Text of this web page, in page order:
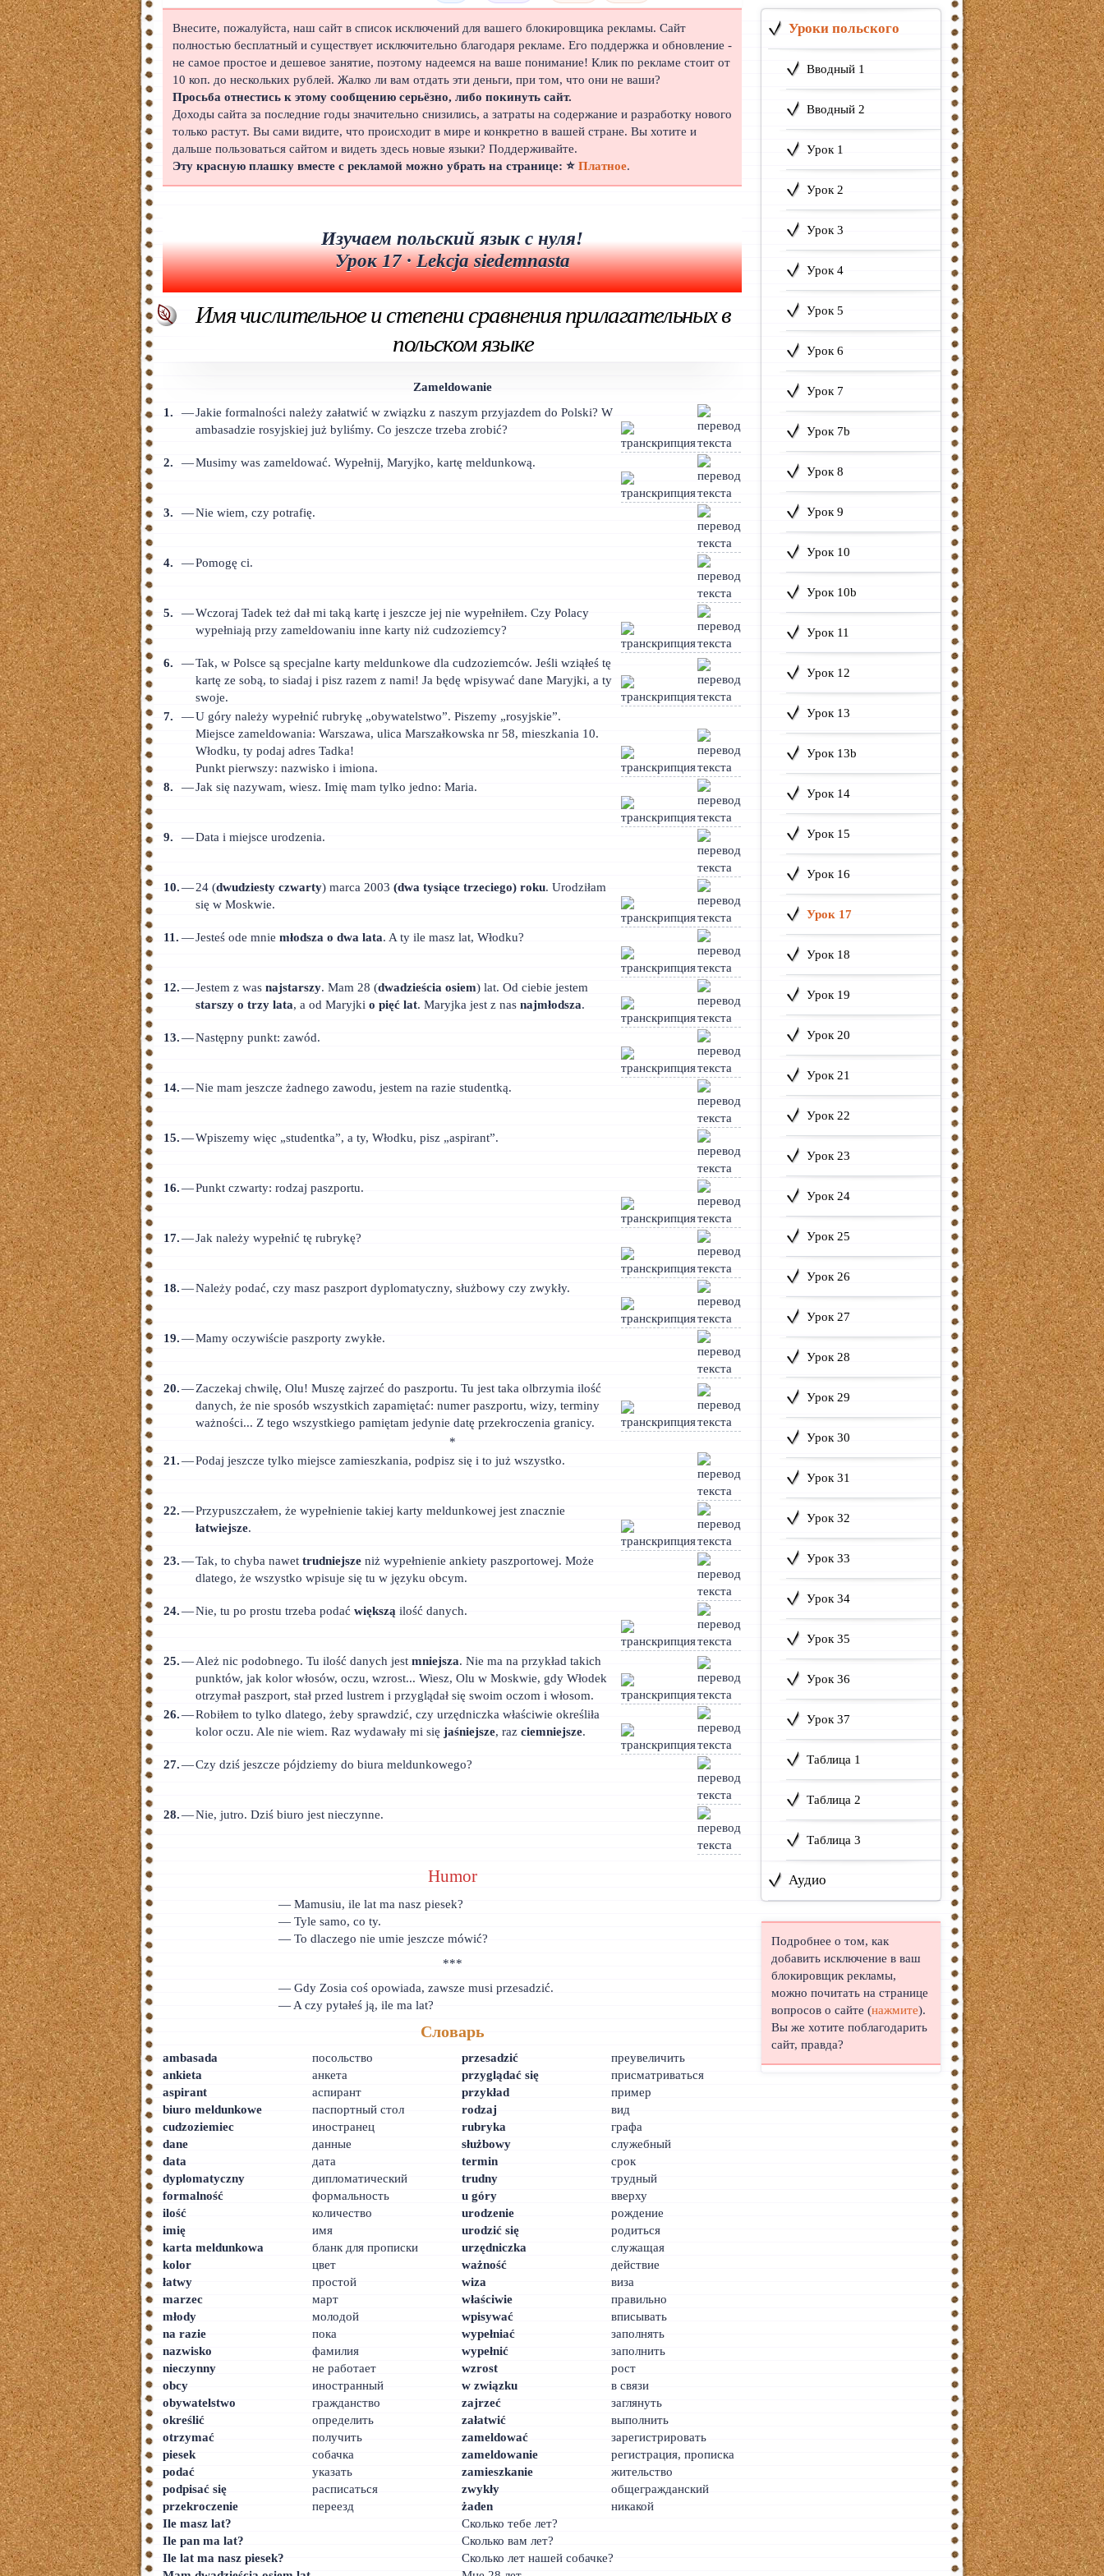
Внесите, пожалуйста, наш сайт в список исключений для вашего блокировщика рекламы. Сайт
полностью бесплатный и существует исключительно благодаря рекламе. Его поддержка и обновление -
не самое простое и дешевое занятие, поэтому надеемся на ваше понимание! Клик по рекламе стоит от
10 коп. до нескольких рублей. Жалко ли вам отдать эти деньги, при том, что они не ваши?
Просьба отнестись к этому сообщению серьёзно, либо покинуть сайт.
Доходы сайта за последние годы значительно снизились, а затраты на содержание и разработку нового
только растут. Вы сами видите, что происходит в мире и конкретно в вашей стране. Вы хотите и
дальше пользоваться сайтом и видеть здесь новые языки? Поддерживайте.
Эту красную плашку вместе с рекламой можно убрать на странице: ⭐Платное.
Изучаем польский язык с нуля!
Урок 17 · Lekcja siedemnasta
Имя числительное и степени сравнения прилагательных в
польском языке
Zameldowanie
1.
—Jakie formalności należy załatwić w związku z naszym przyjazdem do Polski? W
ambasadzie rosyjskiej już byliśmy. Co jeszcze trzeba zrobić?
2. —Musimy was zameldować. Wypełnij, Maryjko, kartę meldunkową.
3. —Nie wiem, czy potrafię.
4. —Pomogę ci.
5. —Wczoraj Tadek też dał mi taką kartę i jeszcze jej nie wypełniłem. Czy Polacy
wypełniają przy zameldowaniu inne karty niż cudzoziemcy?
6. —Tak, w Polsce są specjalne karty meldunkowe dla cudzoziemców. Jeśli wziąłeś tę
kartę ze sobą, to siadaj i pisz razem z nami! Ja będę wpisywać dane Maryjki, a ty
swoje.
7.
—U góry należy wypełnić rubrykę „obywatelstwo”. Piszemy „rosyjskie”.
Miejsce zameldowania: Warszawa, ulica Marszałkowska nr 58, mieszkania 10.
Włodku, ty podaj adres Tadka!
Punkt pierwszy: nazwisko i imiona.
8.
—Jak się nazywam, wiesz. Imię mam tylko jedno: Maria.
9. —Data i miejsce urodzenia.
10. —24 (dwudziesty czwarty) marca 2003(dwa tysiące trzeciego) roku. Urodziłam
się w Moskwie.
11. —Jesteś ode mniemłodsza o dwa lata. A ty ile masz lat, Włodku?
12. —Jestem z wasnajstarszy. Mam 28 (dwadzieścia osiem) lat. Od ciebie jestem
starszy o trzy lata, a od Maryjkio pięć lat. Maryjka jest z nasnajmłodsza.
13. —Następny punkt: zawód.
14. —Nie mam jeszcze żadnego zawodu, jestem na razie studentką.
15. —Wpiszemy więc „studentka”, a ty, Włodku, pisz „aspirant”.
16. —Punkt czwarty: rodzaj paszportu.
17. —Jak należy wypełnić tę rubrykę?
18. —Należy podać, czy masz paszport dyplomatyczny, służbowy czy zwykły.
19. —Mamy oczywiście paszporty zwykłe.
20. —Zaczekaj chwilę, Olu! Muszę zajrzeć do paszportu. Tu jest taka olbrzymia ilość
danych, że nie sposób wszystkich zapamiętać: numer paszportu, wizy, terminy
ważności... Z tego wszystkiego pamiętam jedynie datę przekroczenia granicy.
*
21. —Podaj jeszcze tylko miejsce zamieszkania, podpisz się i to już wszystko.
22. —Przypuszczałem, że wypełnienie takiej karty meldunkowej jest znacznie
łatwiejsze.
23. —Tak, to chyba nawettrudniejsze niż wypełnienie ankiety paszportowej. Może
dlatego, że wszystko wpisuje się tu w języku obcym.
24. —Nie, tu po prostu trzeba podaćwiększą ilość danych.
25. —Ależ nic podobnego. Tu ilość danych jestmniejsza. Nie ma na przykład takich
punktów, jak kolor włosów, oczu, wzrost... Wiesz, Olu w Moskwie, gdy Włodek
otrzymał paszport, stał przed lustrem i przyglądał się swoim oczom i włosom.
26. —Robiłem to tylko dlatego, żeby sprawdzić, czy urzędniczka właściwie określiła
kolor oczu. Ale nie wiem. Raz wydawały mi sięjaśniejsze, razciemniejsze.
27. —Czy dziś jeszcze pójdziemy do biura meldunkowego?
28. —Nie, jutro. Dziś biuro jest nieczynne.
Humor
— Mamusiu, ile lat ma nasz piesek?
— Tyle samo, co ty.
— To dlaczego nie umie jeszcze mówić?
***
— Gdy Zosia coś opowiada, zawsze musi przesadzić.
— A czy pytałeś ją, ile ma lat?
Словарь
ambasada
ankieta
aspirant
biuro meldunkowe
посольство
анкета
аспирант
паспортный стол
cudzoziemiec
dane
data
dyplomatyczny
formalność
ilość
imię
karta meldunkowa
иностранец
данные
дата
дипломатический
формальность
количество
имя
бланк для прописки
kolor
łatwy
marzec
młody
na razie
nazwisko
nieczynny
obcy
obywatelstwo
określić
otrzymać
piesek
podać
podpisać się
przekroczenie
цвет
простой
март
молодой
пока
фамилия
не работает
иностранный
гражданство
определить
получить
собачка
указать
расписаться
переезд
przesadzić
przyglądać się
przykład
rodzaj
rubryka
służbowy
termin
trudny
u góry
urodzenie
urodzić się
urzędniczka
ważność
wiza
właściwie
wpisywać
wypełniać
wypełnić
wzrost
w związku
zajrzeć
załatwić
zameldować
zameldowanie
преувеличить
присматриваться
пример
вид
графа
служебный
срок
трудный
вверху
рождение
родиться
служащая
действие
виза
правильно
вписывать
заполнять
заполнить
рост
в связи
заглянуть
выполнить
зарегистрировать
регистрация, прописка
zamieszkanie
zwykły
żaden
жительство
общегражданский
никакой
Ile masz lat?
Сколько тебе лет?
Ile pan ma lat?
Сколько вам лет?
Ile lat ma nasz piesek?
Сколько лет нашей собачке?
Уроки польского
Вводный 1
Вводный 2
Урок 1
Урок 2
Урок 3
Урок 4
Урок 5
Урок 6
Урок 7
Урок 7b
Урок 8
Урок 9
Урок 10
Урок 10b
Урок 11
Урок 12
Урок 13
Урок 13b
Урок 14
Урок 15
Урок 16
Урок 17
Урок 18
Урок 19
Урок 20
Урок 21
Урок 22
Урок 23
Урок 24
Урок 25
Урок 26
Урок 27
Урок 28
Урок 29
Урок 30
Урок 31
Урок 32
Урок 33
Урок 34
Урок 35
Урок 36
Урок 37
Таблица 1
Таблица 2
Таблица 3
Аудио
Подробнее о том, как
добавить исключение в ваш
блокировщик рекламы,
можно почитать на странице
вопросов о сайте (нажмите).
Вы же хотите поблагодарить
сайт, правда?
Японский
Корейский
Польский
Иврит
Португальский
Чешский
Индонезийский
Нидерландский
Финский
Болгарский
Вьетнамский
Тайский
Румынский
Норвежский
Сербский
РКИ
ЧАВО
О сайте
Донат
Платное